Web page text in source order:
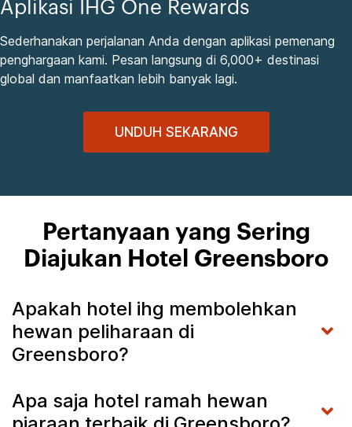
Aplikasi IHG One Rewards
Sederhanakan perjalanan Anda dengan aplikasi pemenang
penghargaan kami. Pesan langsung di 6,000+ destinasi
global dan manfaatkan lebih banyak lagi.
UNDUH SEKARANG
Pertanyaan yang Sering
Diajukan Hotel Greensboro
Apakah hotel ihg membolehkan
hewan peliharaan di
Greensboro?
Apa saja hotel ramah hewan